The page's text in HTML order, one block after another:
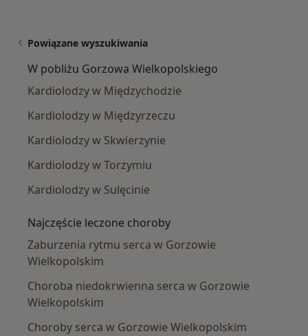
Powiązane wyszukiwania
W pobliżu Gorzowa Wielkopolskiego
Kardiolodzy w Międzychodzie
Kardiolodzy w Międzyrzeczu
Kardiolodzy w Skwierzynie
Kardiolodzy w Torzymiu
Kardiolodzy w Sulęcinie
Najczęście leczone choroby
Zaburzenia rytmu serca w Gorzowie
Wielkopolskim
Choroba niedokrwienna serca w Gorzowie
Wielkopolskim
Choroby serca w Gorzowie Wielkopolskim